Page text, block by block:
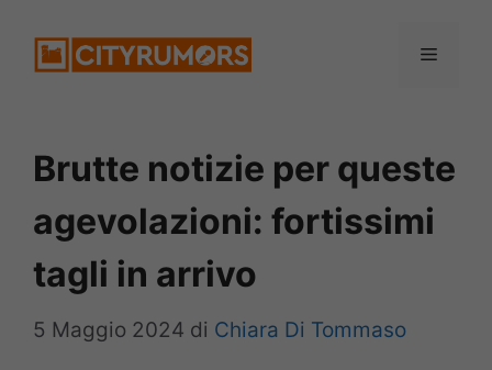
Menu
Brutte notizie per queste
agevolazioni: fortissimi
tagli in arrivo
5 Maggio 2024 di Chiara Di Tommaso